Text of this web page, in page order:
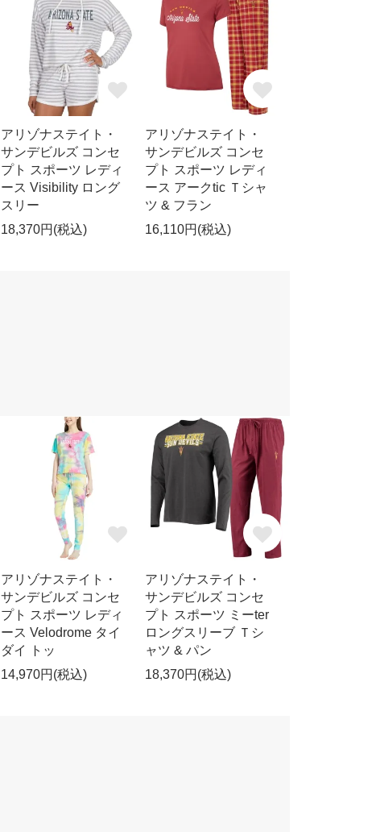
アリゾナステイト・
サンデビルズ コンセ
プト スポーツ レディ
ース Visibility ロング
スリー
18,370円(税込)
アリゾナステイト・
サンデビルズ コンセ
プト スポーツ レディ
ース アークtic Ｔシャ
ツ & フラン
16,110円(税込)
アリゾナステイト・
サンデビルズ コンセ
プト スポーツ レディ
ース Velodrome タイ
ダイ トッ
14,970円(税込)
アリゾナステイト・
サンデビルズ コンセ
プト スポーツ ミーter
ロングスリーブ Ｔシ
ャツ & パン
18,370円(税込)